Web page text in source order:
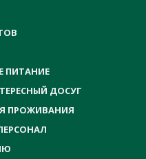
ПИТАНИЕ
ДОСУГ
ПРОЖИВАНИЯ